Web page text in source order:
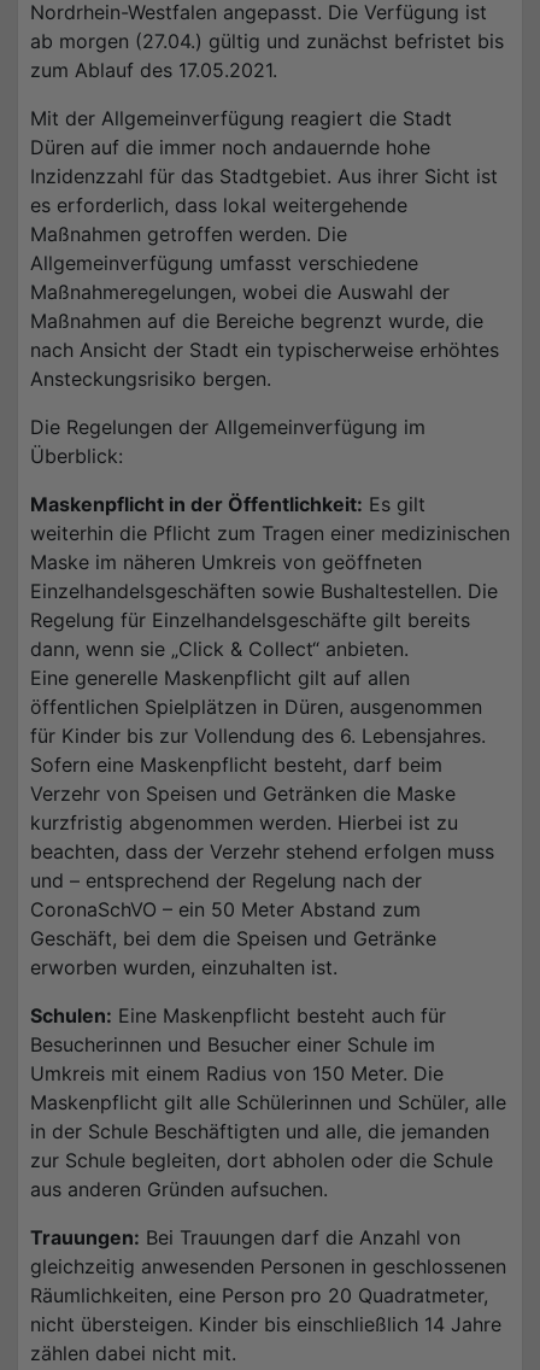
Nordrhein-Westfalen angepasst. Die Verfügung ist
ab morgen (27.04.) gültig und zunächst befristet bis
zum Ablauf des 17.05.2021.
Mit der Allgemeinverfügung reagiert die Stadt
Düren auf die immer noch andauernde hohe
Inzidenzzahl für das Stadtgebiet. Aus ihrer Sicht ist
es erforderlich, dass lokal weitergehende
Maßnahmen getroffen werden. Die
Allgemeinverfügung umfasst verschiedene
Maßnahmeregelungen, wobei die Auswahl der
Maßnahmen auf die Bereiche begrenzt wurde, die
nach Ansicht der Stadt ein typischerweise erhöhtes
Ansteckungsrisiko bergen.
Die Regelungen der Allgemeinverfügung im
Überblick:
Maskenpflicht in der Öffentlichkeit: Es gilt
weiterhin die Pflicht zum Tragen einer medizinischen
Maske im näheren Umkreis von geöffneten
Einzelhandelsgeschäften sowie Bushaltestellen. Die
Regelung für Einzelhandelsgeschäfte gilt bereits
dann, wenn sie „Click & Collect“ anbieten.
Eine generelle Maskenpflicht gilt auf allen
öffentlichen Spielplätzen in Düren, ausgenommen
für Kinder bis zur Vollendung des 6. Lebensjahres.
Sofern eine Maskenpflicht besteht, darf beim
Verzehr von Speisen und Getränken die Maske
kurzfristig abgenommen werden. Hierbei ist zu
beachten, dass der Verzehr stehend erfolgen muss
und – entsprechend der Regelung nach der
CoronaSchVO – ein 50 Meter Abstand zum
Geschäft, bei dem die Speisen und Getränke
erworben wurden, einzuhalten ist.
Schulen: Eine Maskenpflicht besteht auch für
Besucherinnen und Besucher einer Schule im
Umkreis mit einem Radius von 150 Meter. Die
Maskenpflicht gilt alle Schülerinnen und Schüler, alle
in der Schule Beschäftigten und alle, die jemanden
zur Schule begleiten, dort abholen oder die Schule
aus anderen Gründen aufsuchen.
Trauungen: Bei Trauungen darf die Anzahl von
gleichzeitig anwesenden Personen in geschlossenen
Räumlichkeiten, eine Person pro 20 Quadratmeter,
nicht übersteigen. Kinder bis einschließlich 14 Jahre
zählen dabei nicht mit.